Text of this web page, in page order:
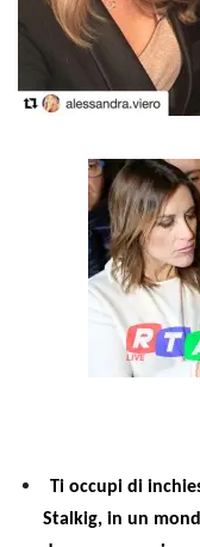
Ti occupi di
Stalkig, in un